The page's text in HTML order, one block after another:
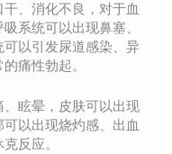
、消化不良，对于血
系统可以出现鼻塞、
以引发尿道感染、异
痛性勃起。
眩晕，皮肤可以出现
以出现烧灼感、出血
反应。